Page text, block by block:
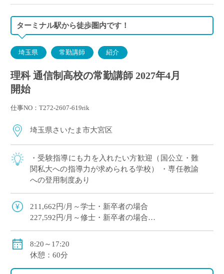
ターミナル駅から徒歩圏内です！
埼玉県 常勤講師 紹介
理科 通信制高校の常勤講師 2027年4月
開始
仕事NO：T272-2607-619rik
埼玉県さいたま市大宮区
・受験指導にも力を入れたい方歓迎（国公立・難
関私大への指導力が求められる学校） ・専任教諭
への登用制度あり
211,662円/月～学士・新卒者の場合
227,592円/月～修士・新卒者の場合
●その他手当：扶養手当・職務手当・役職手当
8:20～17:20
休憩：60分